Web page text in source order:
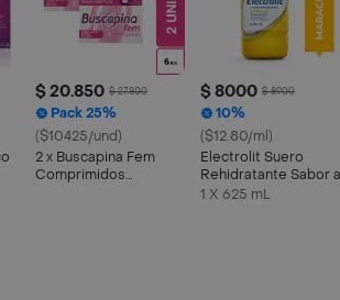
$ 20.850 $ 27.800
Pack 25%
($10425/und)
2 x Buscapina Fem
Comprimidos
$ 8000 $ 8900
10%
($12.80/ml)
Electrolit Suero
Rehidratante Sabor a
Maracuyá
1 X 625 mL